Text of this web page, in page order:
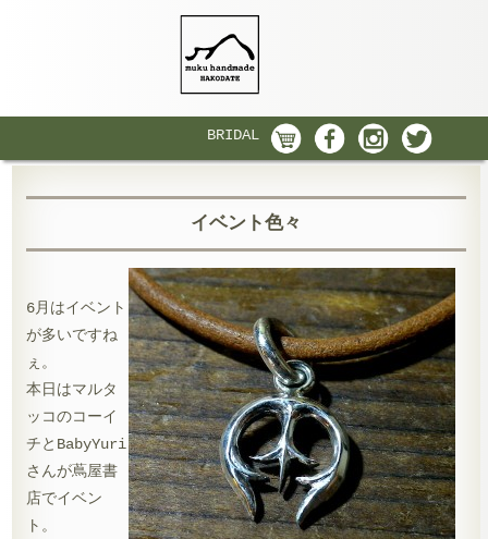
BRIDAL
イベント色々
6月はイベント
が多いですね
ぇ。
本日はマルタ
ッコのコーイ
チとBabyYuri
さんが蔦屋書
店でイベン
ト。